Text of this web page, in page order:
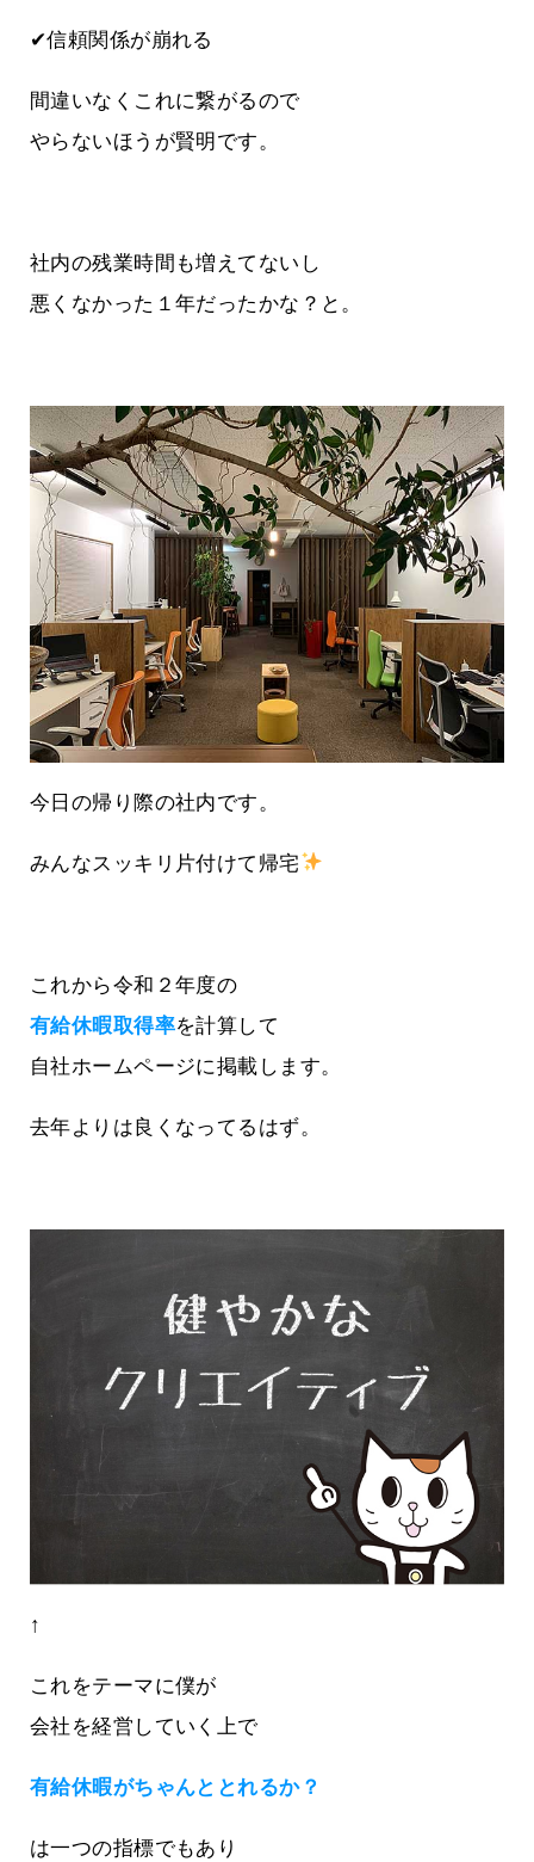
✔信頼関係が崩れる
間違いなくこれに繋がるので
やらないほうが賢明です。
社内の残業時間も増えてないし
悪くなかった１年だったかな？と。
今日の帰り際の社内です。
みんなスッキリ片付けて帰宅
これから令和２年度の
有給休暇取得率を計算して
自社ホームページに掲載します。
去年よりは良くなってるはず。
↑
これをテーマに僕が
会社を経営していく上で
有給休暇がちゃんととれるか？
は一つの指標でもあり